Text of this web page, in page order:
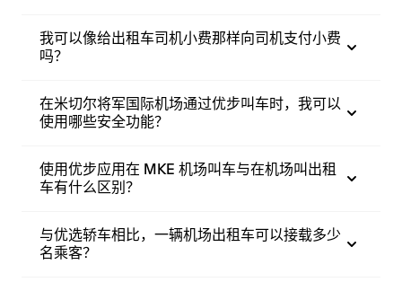
我可以像给出租车司机小费那样向司机支付小费
吗？
在米切尔将军国际机场通过优步叫车时，我可以
使用哪些安全功能？
使用优步应用在 MKE 机场叫车与在机场叫出租
车有什么区别？
与优选轿车相比，一辆机场出租车可以接载多少
名乘客？